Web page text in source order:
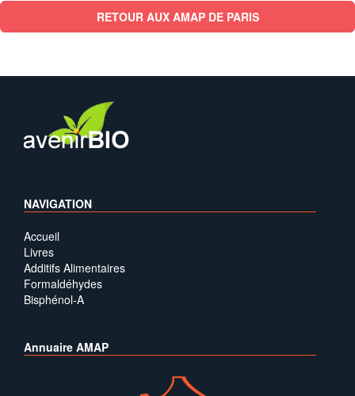
RETOUR AUX AMAP DE PARIS
NAVIGATION
Accueil
Livres
Additifs Alimentaires
Formaldéhydes
Bisphénol-A
Annuaire AMAP